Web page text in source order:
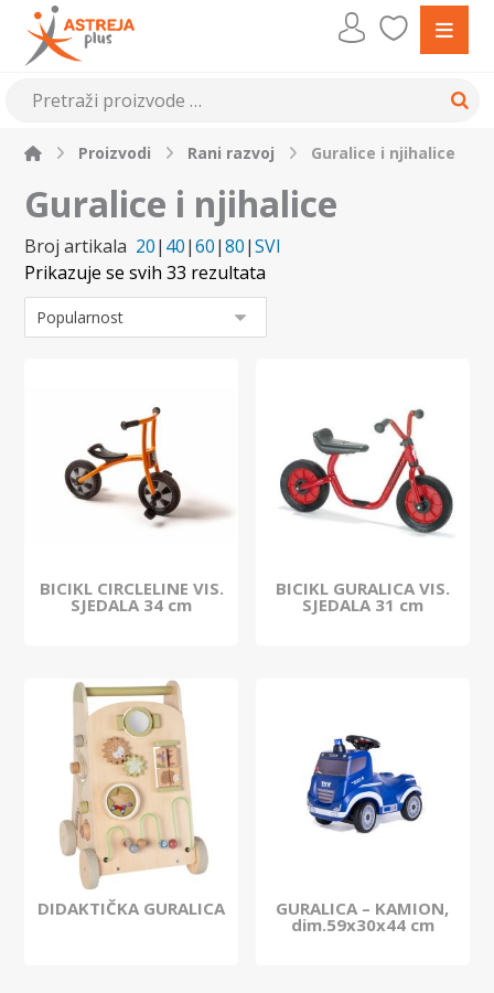
Proizvodi Rani razvoj Guralice i njihalice
Guralice i njihalice
Broj artikala 20| 40|60|80|SVI
Prikazuje se svih 33 rezultata
BICIKL CIRCLELINE VIS.
SJEDALA 34 cm
BICIKL GURALICA VIS.
SJEDALA 31 cm
DIDAKTIČKA GURALICA GURALICA – KAMION,
dim.59x30x44 cm